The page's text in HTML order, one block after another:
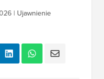
| Ujawnienie